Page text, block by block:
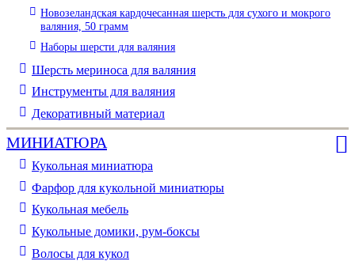
Новозеландская кардочесанная шерсть для сухого и мокрого
валяния, 50 грамм
Наборы шерсти для валяния
Шерсть мериноса для валяния
Инструменты для валяния
Декоративный материал
МИНИАТЮРА
Кукольная миниатюра
Фарфор для кукольной миниатюры
Кукольная мебель
Кукольные домики, рум-боксы
Волосы для кукол